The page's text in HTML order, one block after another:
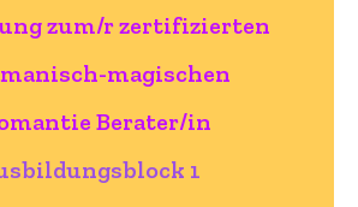
zum/r zertifizierten
magischen
Berater/in
1